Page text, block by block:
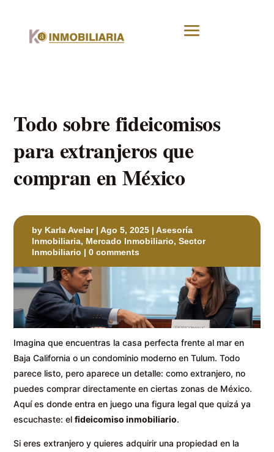
Todo sobre fideicomisos
para extranjeros que
compran en México
by Karla Avelar|Ago 5, 2025 |Asesoría
Inmobiliaria, Mercado Inmobiliario,Sector
Inmobiliario |0 comments
Imagina que encuentras la casa perfecta frente al mar en
Baja California o un condominio moderno en Tulum. Todo
parece listo, pero aparece un detalle: como extranjero, no
puedes comprar directamente en ciertas zonas de México.
Aquí es donde entra en juego una figura legal que quizá ya
escuchaste: elfideicomiso inmobiliario.
Si eres extranjero y quieres adquirir una propiedad en la